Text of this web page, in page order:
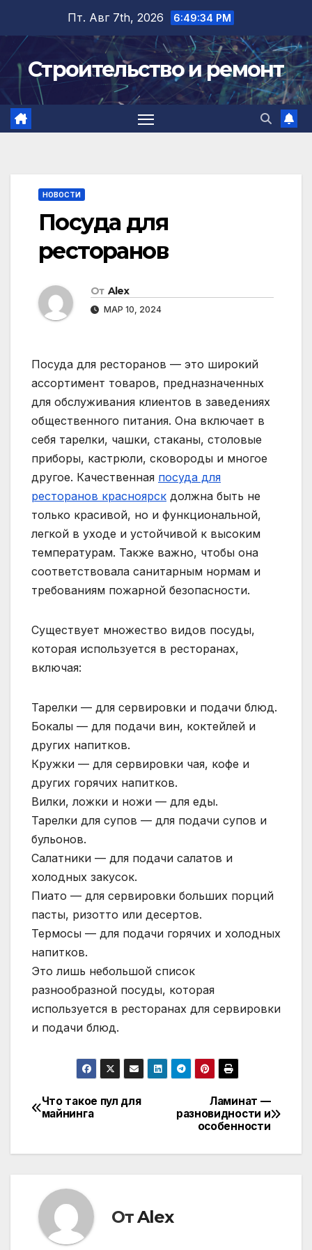
содержимому
Пт. Авг 7th, 2026 6:49:34 PM
Строительство и ремонт
НОВОСТИ
Посуда для
ресторанов
От Alex
МАР 10, 2024
Посуда для ресторанов — это широкий
ассортимент товаров, предназначенных
для обслуживания клиентов в заведениях
общественного питания. Она включает в
себя тарелки, чашки, стаканы, столовые
приборы, кастрюли, сковороды и многое
другое. Качественная посуда для
ресторанов красноярск должна быть не
только красивой, но и функциональной,
легкой в уходе и устойчивой к высоким
температурам. Также важно, чтобы она
соответствовала санитарным нормам и
требованиям пожарной безопасности.
Существует множество видов посуды,
которая используется в ресторанах,
включая:
Тарелки — для сервировки и подачи блюд.
Бокалы — для подачи вин, коктейлей и
других напитков.
Кружки — для сервировки чая, кофе и
других горячих напитков.
Вилки, ложки и ножи — для еды.
Тарелки для супов — для подачи супов и
бульонов.
Салатники — для подачи салатов и
холодных закусок.
Пиато — для сервировки больших порций
пасты, ризотто или десертов.
Термосы — для подачи горячих и холодных
напитков.
Это лишь небольшой список
разнообразной посуды, которая
используется в ресторанах для сервировки
и подачи блюд.
Навигация
Ламинат —
разновидности и
особенности
Что такое пул для
майнинга
ОтAlex